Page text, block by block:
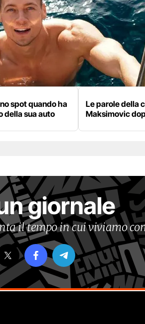
spot quando ha
della sua auto
Le parole della
Maksimovic
giornale
il tempo in cui viviamo